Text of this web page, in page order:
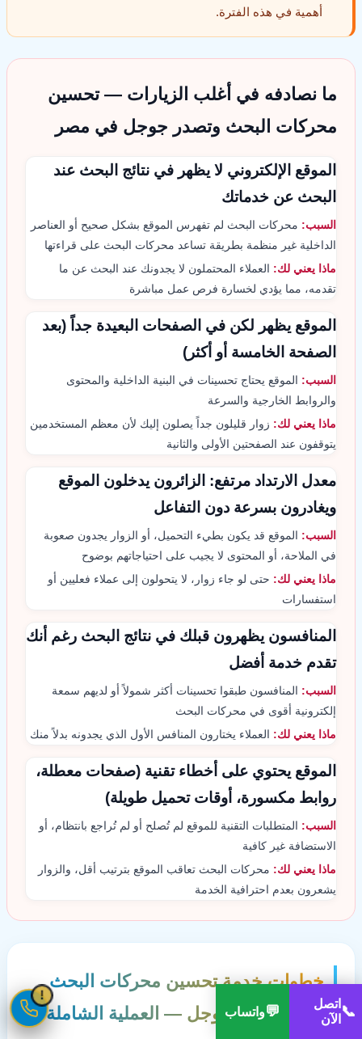
أهمية في هذه الفترة.
ما نصادفه في أغلب الزيارات — تحسين
محركات البحث وتصدر جوجل في مصر
الموقع الإلكتروني لا يظهر في نتائج البحث عند
البحث عن خدماتك
السبب: محركات البحث لم تفهرس الموقع بشكل صحيح أو العناصر
الداخلية غير منظمة بطريقة تساعد محركات البحث على قراءتها
ماذا يعني لك: العملاء المحتملون لا يجدونك عند البحث عن ما
تقدمه، مما يؤدي لخسارة فرص عمل مباشرة
الموقع يظهر لكن في الصفحات البعيدة جداً (بعد
الصفحة الخامسة أو أكثر)
السبب: الموقع يحتاج تحسينات في البنية الداخلية والمحتوى
والروابط الخارجية والسرعة
ماذا يعني لك: زوار قليلون جداً يصلون إليك لأن معظم المستخدمين
يتوقفون عند الصفحتين الأولى والثانية
معدل الارتداد مرتفع: الزائرون يدخلون الموقع
ويغادرون بسرعة دون التفاعل
السبب: الموقع قد يكون بطيء التحميل، أو الزوار يجدون صعوبة
في الملاحة، أو المحتوى لا يجيب على احتياجاتهم بوضوح
ماذا يعني لك: حتى لو جاء زوار، لا يتحولون إلى عملاء فعليين أو
استفسارات
المنافسون يظهرون قبلك في نتائج البحث رغم أنك
تقدم خدمة أفضل
السبب: المنافسون طبقوا تحسينات أكثر شمولاً أو لديهم سمعة
إلكترونية أقوى في محركات البحث
ماذا يعني لك: العملاء يختارون المنافس الأول الذي يجدونه بدلاً منك
الموقع يحتوي على أخطاء تقنية (صفحات معطلة،
روابط مكسورة، أوقات تحميل طويلة)
السبب: المتطلبات التقنية للموقع لم تُصلح أو لم تُراجع بانتظام، أو
الاستضافة غير كافية
ماذا يعني لك: محركات البحث تعاقب الموقع بترتيب أقل، والزوار
يشعرون بعدم احترافية الخدمة
خطوات خدمة تحسين محركات البحث
والتصدر في جوجل — العملية الشاملة
!
📞اتصل
الآن
💬واتساب